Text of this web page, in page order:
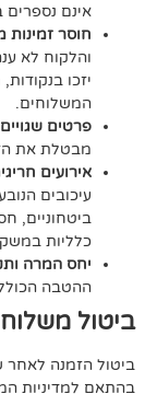
במניין הימים.
מצד הלקוח:
ענה או דחה את
מכיוון
: הזנת כתובת
הזכאות לקבלת
חריגים במשק: ההטבה
מכוח עליון
חסימות כבישים, מזג
ותקרת הטבה
לא יעבור את ה-500 נקודות.
מצד
שיצאה למשלוח
המשלוחים ייחשב